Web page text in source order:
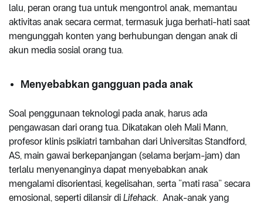
lalu, peran orang tua untuk mengontrol anak, memantau
aktivitas anak secara cermat, termasuk juga berhati-hati saat
mengunggah konten yang berhubungan dengan anak di
akun media sosial orang tua.
Menyebabkan gangguan pada anak
Soal penggunaan teknologi pada anak, harus ada
pengawasan dari orang tua. Dikatakan oleh Mali Mann,
profesor klinis psikiatri tambahan dari Universitas Standford,
AS, main gawai berkepanjangan (selama berjam-jam) dan
terlalu menyenanginya dapat menyebabkan anak
mengalami disorientasi, kegelisahan, serta “mati rasa” secara
emosional, seperti dilansir di Lifehack. Anak-anak yang